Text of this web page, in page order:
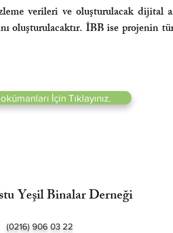
verileri ve oluşturulacak dijital
oluşturulacaktır. İBB ise projenin
İçin Tıklayınız.
Yeşil Binalar Derneği
(0216) 906 03 22